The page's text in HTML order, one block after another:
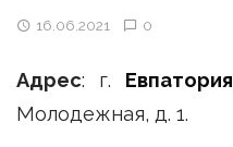
16.06.2021 0
Адрес: г. Евпатория
Молодежная, д. 1.